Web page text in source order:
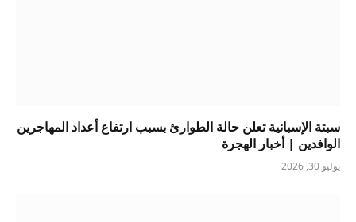
سبتة الإسبانية تعلن حالة الطوارئ بسبب ارتفاع أعداد المهاجرين
الوافدين | أخبار الهجرة
يوليو 30, 2026